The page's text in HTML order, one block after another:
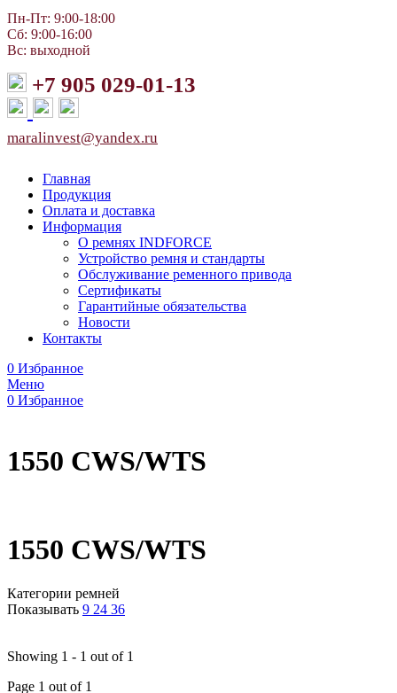
Пн-Пт: 9:00-18:00
Сб: 9:00-16:00
Вс: выходной
+7 905 029-01-13
maralinvest@yandex.ru
Главная
Продукция
Оплата и доставка
Информация
О ремнях INDFORCE
Устройство ремня и стандарты
Обслуживание ременного привода
Сертификаты
Гарантийные обязательства
Новости
Контакты
0 Избранное
Меню
0 Избранное
1550 CWS/WTS
1550 CWS/WTS
Категории ремней
Показывать 9 24 36
Showing 1 - 1 out of 1
Page 1 out of 1